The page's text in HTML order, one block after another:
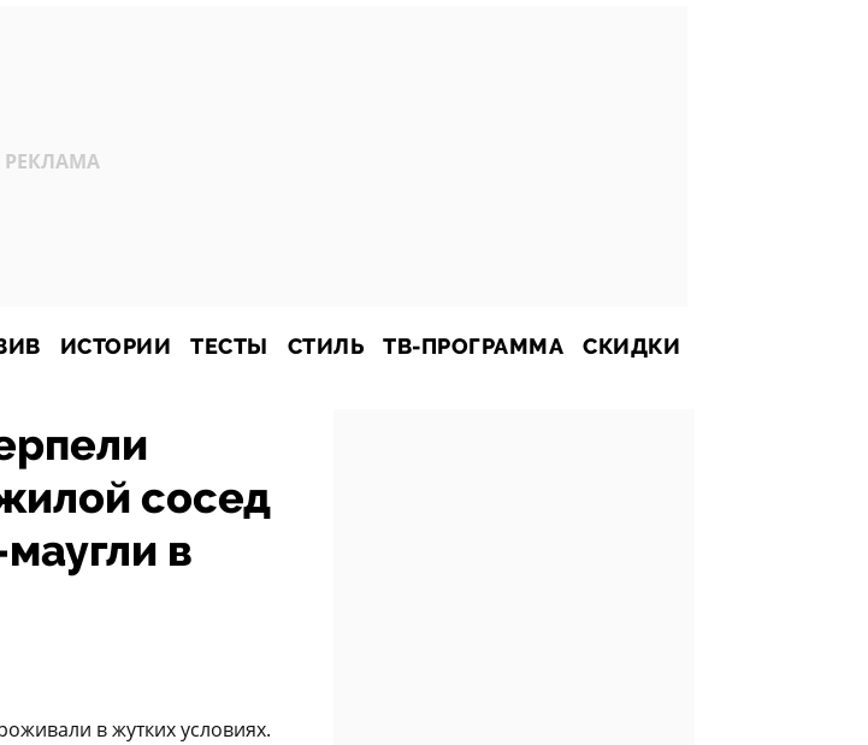
ИСТОРИИ ТЕСТЫ СТИЛЬ ТВ-ПРОГРАММА СКИДКИ
сосед
в
в жутких условиях.